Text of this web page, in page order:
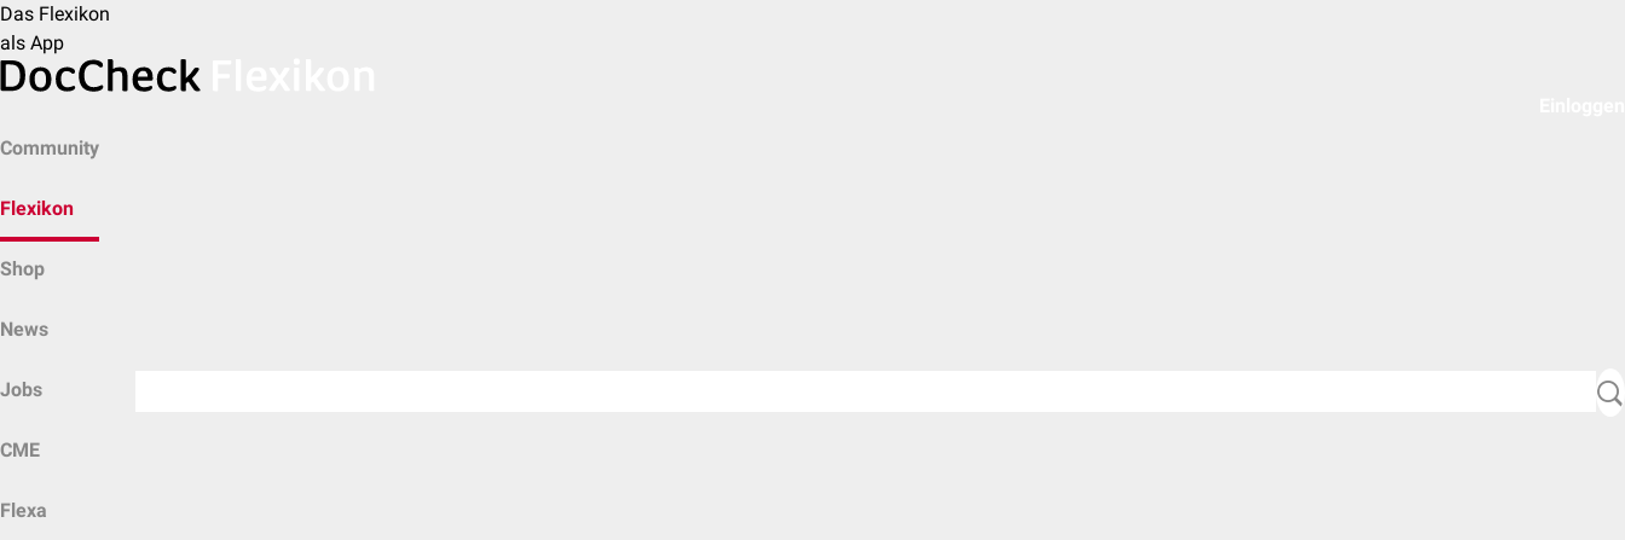
Das Flexikon
als App
Community
Flexikon
Shop
News
Jobs
CME
Flexa